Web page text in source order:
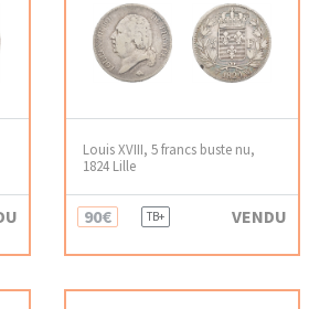
Louis XVIII, 5 francs buste nu,
1824 Lille
90€ TB+ VENDU